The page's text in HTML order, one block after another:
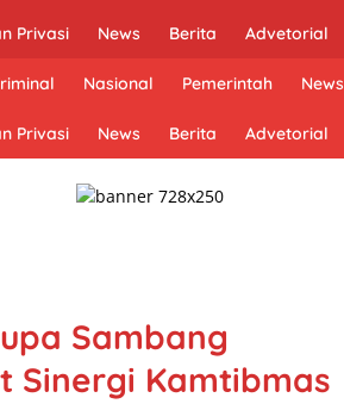
Privasi News Berita Advetorial
Nasional Pemerintah News
Privasi News Berita Advetorial
Sambang
Sinergi Kamtibmas